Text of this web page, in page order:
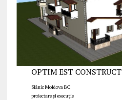
OPTIM EST CONSTRUCT
Slănic Moldova BC
proiectare și execuție